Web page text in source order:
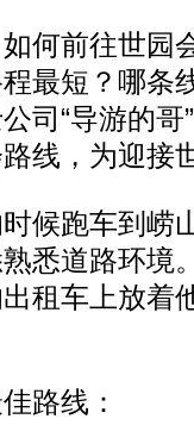
前往世园
最短？哪条
司“导游的哥
线，为迎接
跑车到崂
悉道路环境
租车上放着
路线：